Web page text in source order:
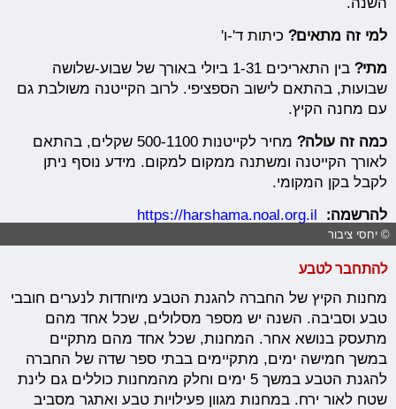
למי זה מתאים? כיתות ד'-ו'
מתי?
בין התאריכים 1-31 ביולי באורך של שבוע-שלושה
שבועות, בהתאם לישוב הספציפי. לרוב הקייטנה משולבת גם
עם מחנה הקיץ.
כמה זה עולה?
מחיר לקייטנות 500-1100 שקלים, בהתאם
לאורך הקייטנה ומשתנה ממקום למקום. מידע נוסף ניתן
לקבל בקן המקומי.
להרשמה:
https://harshama.noal.org.il
© יחסי ציבור
להתחבר לטבע
מחנות הקיץ של החברה להגנת הטבע מיוחדות לנערים חובבי
טבע וסביבה. השנה יש מספר מסלולים, שכל אחד מהם
מתעסק בנושא אחר. המחנות, שכל אחד מהם מתקיים
במשך חמישה ימים, מתקיימים בבתי ספר שדה של החברה
להגנת הטבע במשך 5 ימים וחלק מהמחנות כוללים גם לינת
שטח לאור ירח. במחנות מגוון פעילויות טבע ואתגר מסביב